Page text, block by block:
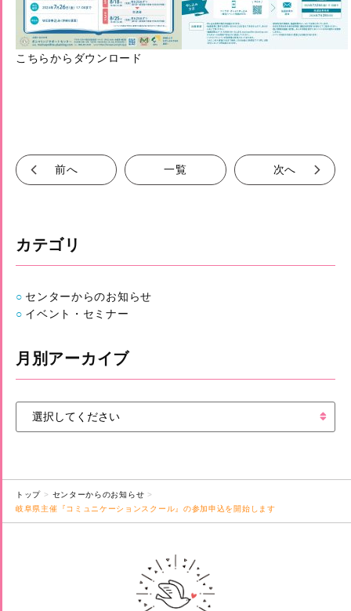
こちらからダウンロード
前へ 一覧 次へ
カテゴリ
センターからのお知らせ
イベント・セミナー
月別アーカイブ
トップ
センターからのお知らせ
岐阜県主催『コミュニケーションスクール』の参加申込を開始します